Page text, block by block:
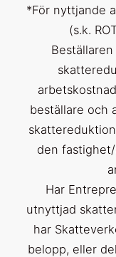
*För nyttjande
(s.k.
beställare och
den
Har
utnyttjad
har
belopp, eller